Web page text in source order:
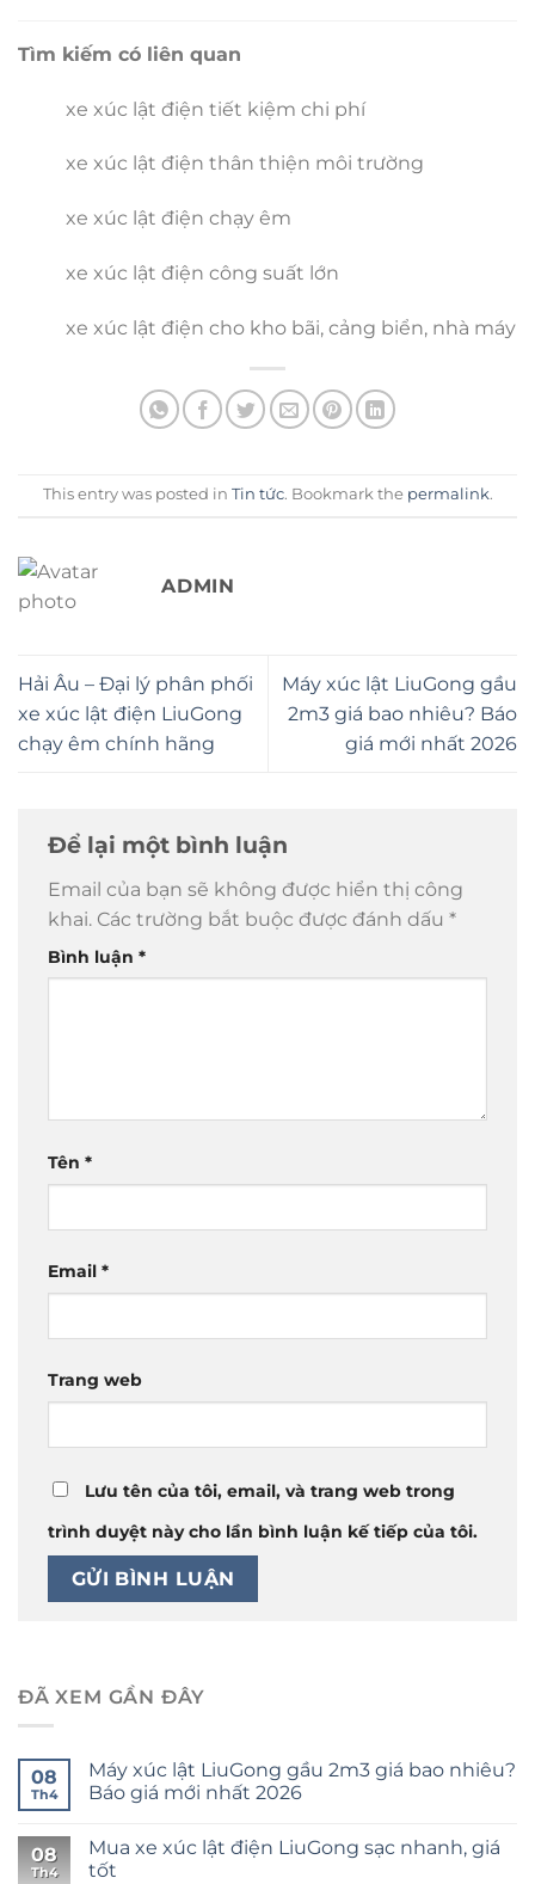
Tìm kiếm có liên quan
xe xúc lật điện tiết kiệm chi phí
xe xúc lật điện thân thiện môi trường
xe xúc lật điện chạy êm
xe xúc lật điện công suất lớn
xe xúc lật điện cho kho bãi, cảng biển, nhà máy
This entry was posted in Tin tức. Bookmark the permalink.
ADMIN
Hải Âu – Đại lý phân phối
xe xúc lật điện LiuGong
chạy êm chính hãng
Máy xúc lật LiuGong gầu
2m3 giá bao nhiêu? Báo
giá mới nhất 2026
Để lại một bình luận
Email của bạn sẽ không được hiển thị công
khai. Các trường bắt buộc được đánh dấu *
Bình luận *
Tên *
Email *
Trang web
Lưu tên của tôi, email, và trang web trong
trình duyệt này cho lần bình luận kế tiếp của tôi.
ĐÃ XEM GẦN ĐÂY
08
Th4
Máy xúc lật LiuGong gầu 2m3 giá bao nhiêu?
Báo giá mới nhất 2026
08
Th4
Mua xe xúc lật điện LiuGong sạc nhanh, giá
tốt